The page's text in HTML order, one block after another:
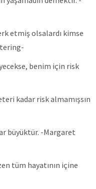
etmiş olsalardı kimse
benim için risk
kadar risk almamışsın
büyüktür. -Margaret
tüm hayatının içine